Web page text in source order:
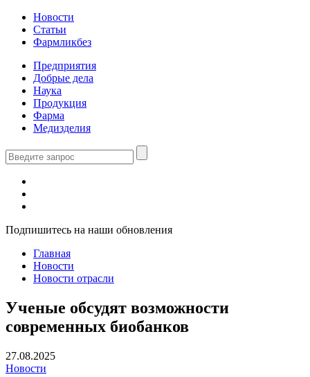
Новости
Статьи
Фармликбез
Предприятия
Добрые дела
Наука
Продукция
Фарма
Медизделия
Подпишитесь на наши обновления
Главная
Новости
Новости отрасли
Ученые обсудят возможности
современных биобанков
27.08.2025
Новости